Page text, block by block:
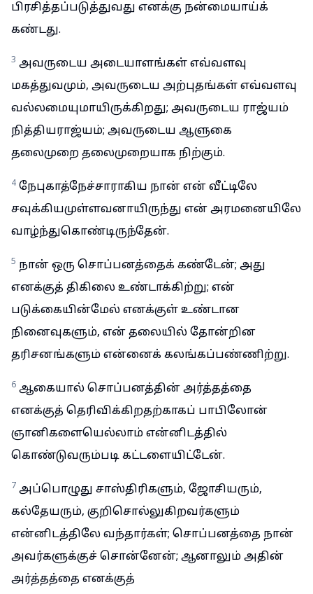
பிரசித்தப்படுத்துவது எனக்கு நன்மையாய்க்
கண்டது.
3 அவருடைய அடையாளங்கள் எவ்வளவு
மகத்துவமும், அவருடைய அற்புதங்கள் எவ்வளவு
வல்லமையுமாயிருக்கிறது; அவருடைய ராஜ்யம்
நித்தியராஜ்யம்; அவருடைய ஆளுகை
தலைமுறை தலைமுறையாக நிற்கும்.
4 நேபுகாத்நேச்சாராகிய நான் என் வீட்டிலே
சவுக்கியமுள்ளவனாயிருந்து என் அரமனையிலே
வாழ்ந்துகொண்டிருந்தேன்.
5 நான் ஒரு சொப்பனத்தைக் கண்டேன்; அது
எனக்குத் திகிலை உண்டாக்கிற்று; என்
படுக்கையின்மேல் எனக்குள் உண்டான
நினைவுகளும், என் தலையில் தோன்றின
தரிசனங்களும் என்னைக் கலங்கப்பண்ணிற்று.
6 ஆகையால் சொப்பனத்தின் அர்த்தத்தை
எனக்குத் தெரிவிக்கிறதற்காகப் பாபிலோன்
ஞானிகளையெல்லாம் என்னிடத்தில்
கொண்டுவரும்படி கட்டளையிட்டேன்.
7 அப்பொழுது சாஸ்திரிகளும், ஜோசியரும்,
கல்தேயரும், குறிசொல்லுகிறவர்களும்
என்னிடத்திலே வந்தார்கள்; சொப்பனத்தை நான்
அவர்களுக்குச் சொன்னேன்; ஆனாலும் அதின்
அர்த்தத்தை எனக்குத்